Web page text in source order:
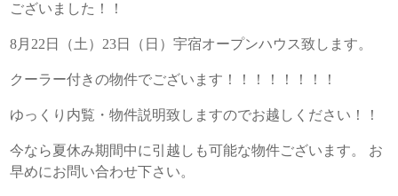
ございました！！
8月22日（土）23日（日）宇宿オープンハウス致します。
クーラー付きの物件でございます！！！！！！！！
ゆっくり内覧・物件説明致しますのでお越しください！！
今なら夏休み期間中に引越しも可能な物件ございます。 お
早めにお問い合わせ下さい。